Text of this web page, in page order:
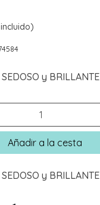
y BRILLANTE
Añadir a la cesta
y BRILLANTE